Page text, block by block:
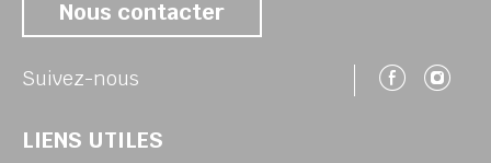
Nous contacter
Suivez-nous
LIENS UTILES